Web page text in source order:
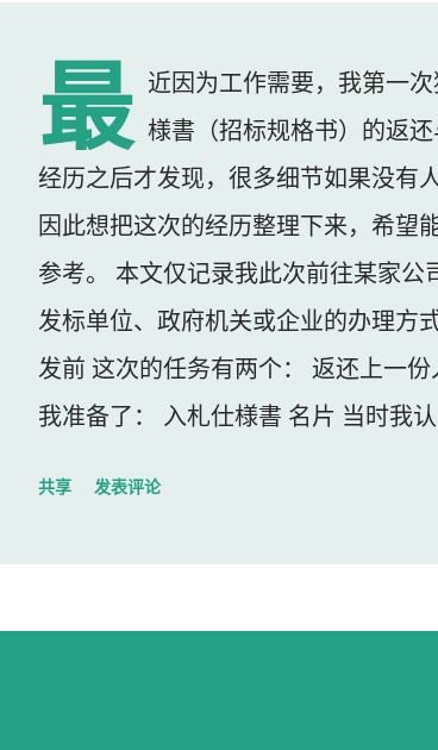
最 近因为工作需要，我第一
様書（招标规格书）的返
经历之后才发现，很多细节如果没有
因此想把这次的经历整理下来，希望
参考。 本文仅记录我此次前往某家
发标单位、政府机关或企业的办理方
发前 这次的任务有两个： 返还上一
我准备了： 入札仕様書 名片 当时我
开门。 我拿起电话后说道： お世話
共享 发表评论